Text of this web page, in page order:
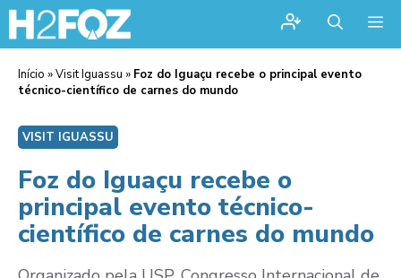
Início »Visit Iguassu » Foz do Iguaçu recebe o principal evento
técnico-científico de carnes do mundo
VISIT IGUASSU
Foz do Iguaçu recebe o
principal evento técnico-
científico de carnes do mundo